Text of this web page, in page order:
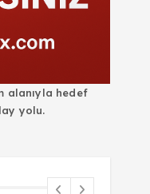
alanıyla hedef
yolu.